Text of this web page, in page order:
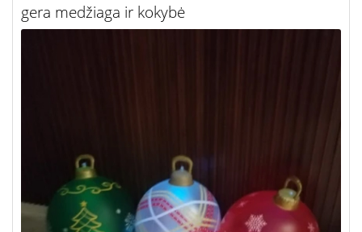
gera medžiaga ir kokybė